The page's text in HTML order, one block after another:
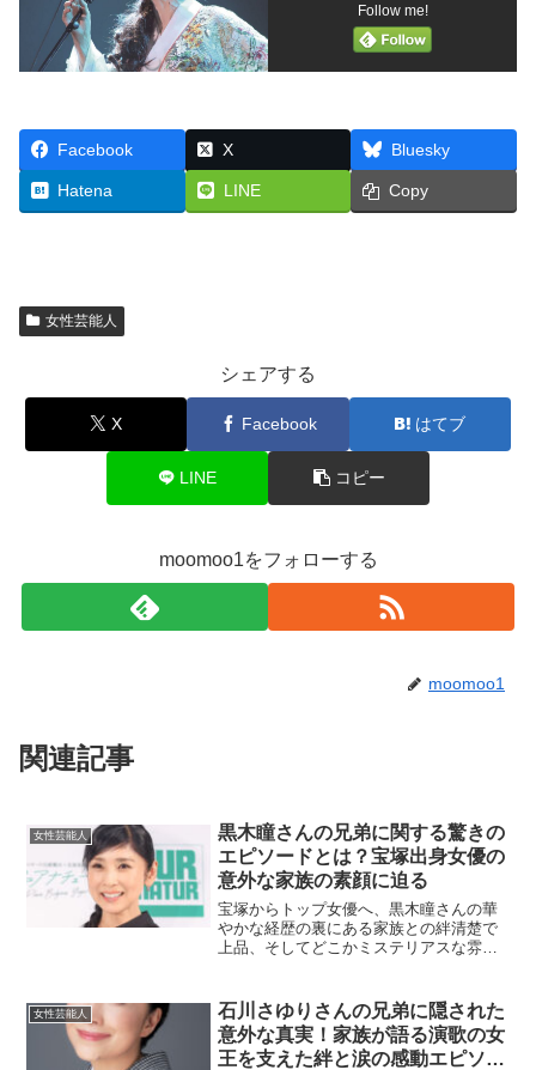
Follow me!
Facebook X Bluesky
Hatena LINE Copy
女性芸能人
シェアする
X Facebook はてブ
LINE コピー
moomoo1をフォローする
moomoo1
関連記事
女性芸能人
黒木瞳さんの兄弟に関する驚きの
エピソードとは？宝塚出身女優の
意外な家族の素顔に迫る
宝塚からトップ女優へ、黒木瞳さんの華
やかな経歴の裏にある家族との絆清楚で
上品、そしてどこかミステリアスな雰囲
った後、女優としても大成功を収め、今
や日本を代表する女優の一...
女性芸能人
石川さゆりさんの兄弟に隠された
意外な真実！家族が語る演歌の女
王を支えた絆と涙の感動エピソー